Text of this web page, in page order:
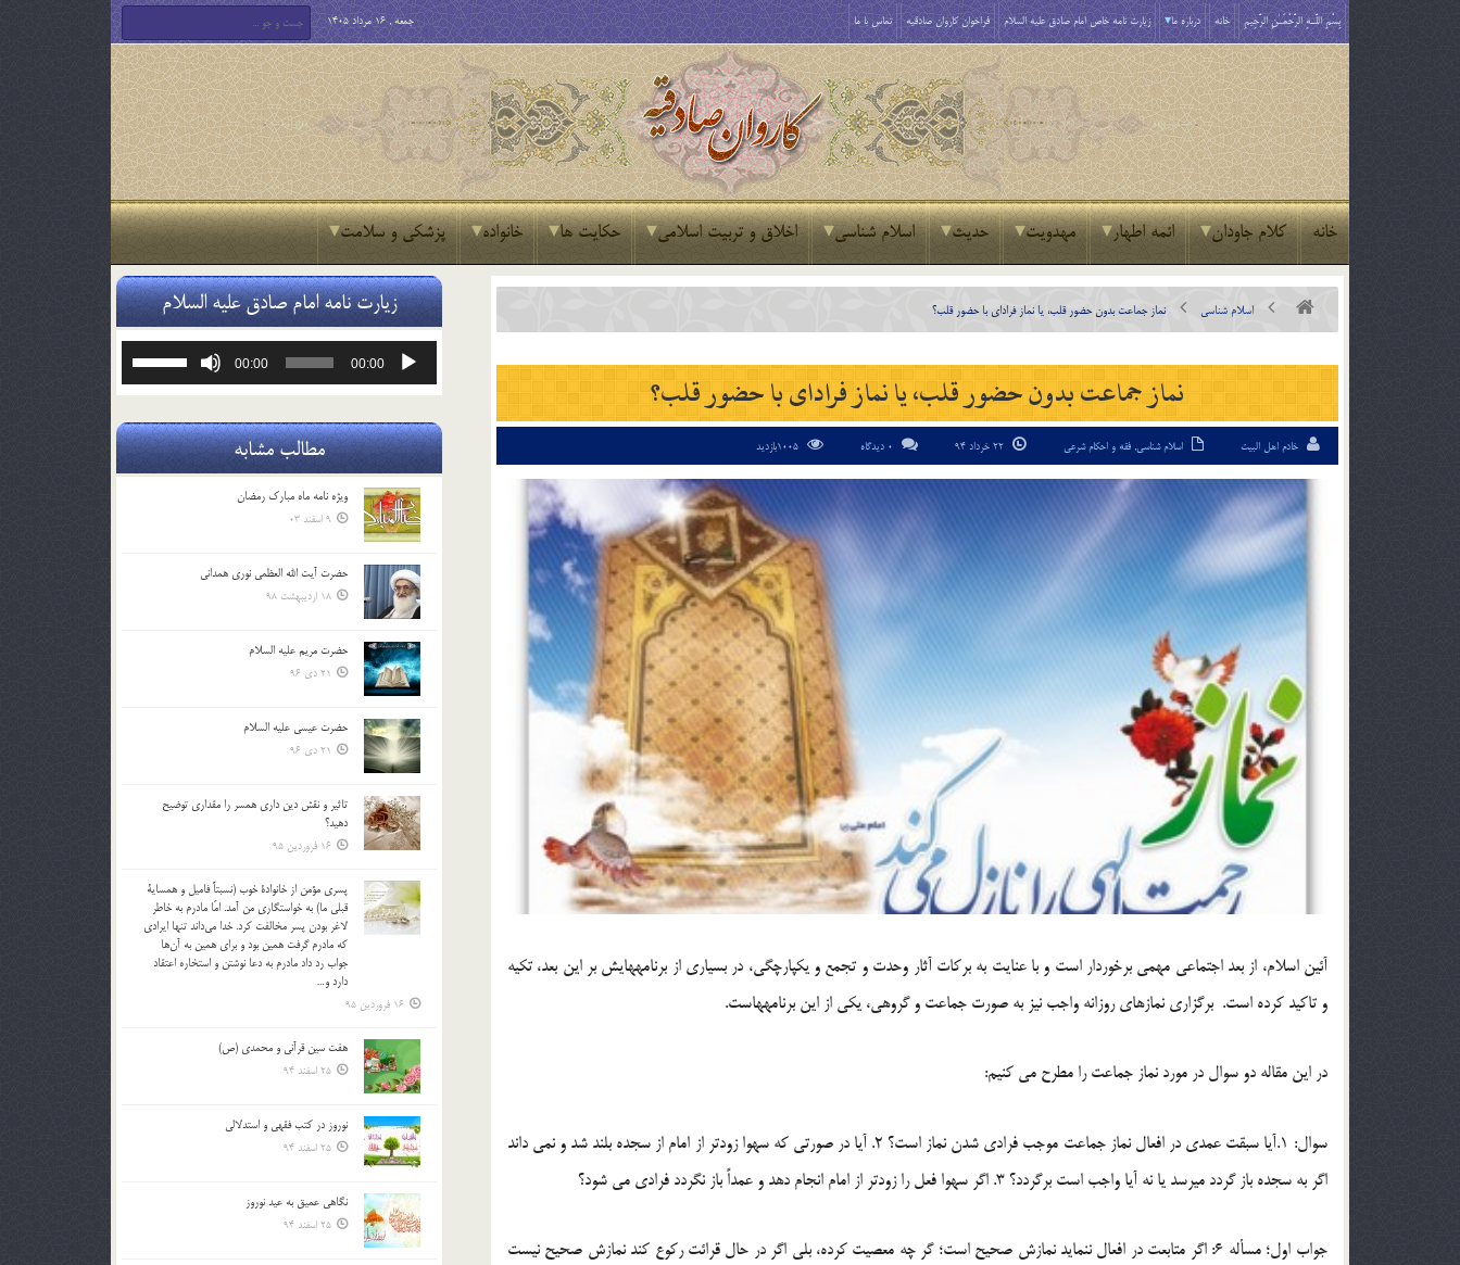
بِسْمِ اللَّـهِ الرَّحْمَـٰنِ الرَّحِيمِ خانه درباره ما زیارت نامه خاص امام صادق علیه السلام فراخوان کاروان صادقیه تماس با ما جمعه , 16 مرداد 1405
خانه کلام جاودان ائمه اطهار مهدویت حدیث اسلام شناسی اخلاق و تربیت اسلامی حکایت ها خانواده پزشکی و سلامت
اسلام شناسی نماز جماعت بدون حضور قلب، یا نماز فرادای با حضور قلب؟
نماز جماعت بدون حضور قلب، یا نماز فرادای با حضور قلب؟
خادم اهل البیت اسلام شناسی, فقه و احکام شرعی 0 دیدگاه
آئین اسلام، از بعد اجتماعی مهمی برخوردار است و با عنایت ‏به ‏برکات آثار وحدت و تجمع و یکپارچگی، در بسیاری از برنامه‏هایش ‏بر این بعد، تکیه
و تاکید کرده است. برگزاری نمازهای روزانه واجب نیز به صورت جماعت و گروهی، یکی از این برنامه‏هاست.
در این مقاله دو سوال در مورد نماز جماعت را مطرح می کنیم:
سوال: 1.آیا سبقت عمدی در افعال نماز جماعت موجب فرادی شدن نماز است؟ 2. آیا در صورتی که سهوا زودتر از امام از سجده بلند شد و نمی داند
اگر به سجده باز گردد میرسد یا نه آیا واجب است برگردد؟ 3. اگر سهوا فعل را زودتر از امام انجام دهد و عمداً باز نگردد فرادی می شود؟
جواب اول؛ مسأله 6: اگر متابعت در افعال ننماید نمازش صحیح است؛ گر چه معصیت کرده، بلى اگر در حال قرائت رکوع کند نمازش صحیح نیست
زیارت نامه امام صادق علیه السلام
پخش‌کننده
00:00
00:00
یا
صدا
کلیدهای
مطالب مشابه
ویژه نامه ماه مبارک رمضان
9 اسفند 03
حضرت آیت الله العظمی نوری همدانی
18 اردیبهشت 98
حضرت مریم علیه السلام
21 دی 96
حضرت عیسی علیه السلام
21 دی 96
تاثير و نقش دين داري همسر را مقداري توضيح
دهيد؟
16 فروردین 95
پسري مؤمن از خانوادة خوب (نسبتاً فاميل و همساية
قبلي ما) به خواستگاري من آمد. امّا مادرم به خاطر
لاغر بودن پسر مخالفت كرد. خدا مي‌داند تنها ايرادي
كه مادرم گرفت همين بود و براي همين به آن‌ها
جواب رد داد مادرم به دعا نوشتن و استخاره اعتقاد
دارد و…
16 فروردین 95
هفت سین قرآنی و محمدی (ص)
25 اسفند 94
نوروز در كتب فقهى و استدلالى‏
25 اسفند 94
نگاهى عميق به عيد نوروز
25 اسفند 94